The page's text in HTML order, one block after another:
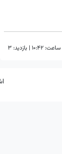
ساعت: ۱۰:۴۲ | بازدید: 3